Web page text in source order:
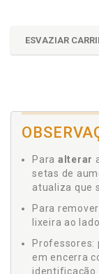
ESVAZIAR
Para alterar
setas de
atualiza que
Para
lixeira ao
Professores:
em encerra
identificação